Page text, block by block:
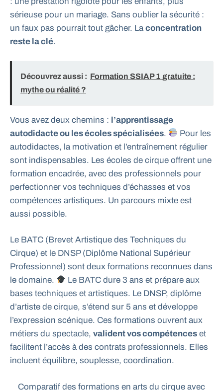
sérieuse pour un mariage. Sans oublier la sécurité :
un faux pas pourrait tout gâcher. Laconcentration
reste la clé.
Découvrez aussi : Formation SSIAP 1 gratuite :
mythe ou réalité ?
Vous avez deux chemins : l’apprentissage
autodidacte ou les écoles spécialisées.
Pour les
autodidactes, la motivation et l’entraînement régulier
sont indispensables. Les écoles de cirque offrent une
formation encadrée, avec des professionnels pour
perfectionner vos techniques d’échasses et vos
compétences artistiques. Un parcours mixte est
aussi possible.
Le BATC (Brevet Artistique des Techniques du
Cirque) et le DNSP (Diplôme National Supérieur
Professionnel) sont deux formations reconnues dans
le domaine.
Le BATC dure 3 ans et prépare aux
bases techniques et artistiques. Le DNSP, diplôme
d’artiste de cirque, s’étend sur 5 ans et développe
l’expression scénique. Ces formations ouvrent aux
métiers du spectacle, valident vos compétences et
facilitent l’accès à des contrats professionnels. Elles
incluent équilibre, souplesse, coordination.
Comparatif des formations en arts du cirque avec